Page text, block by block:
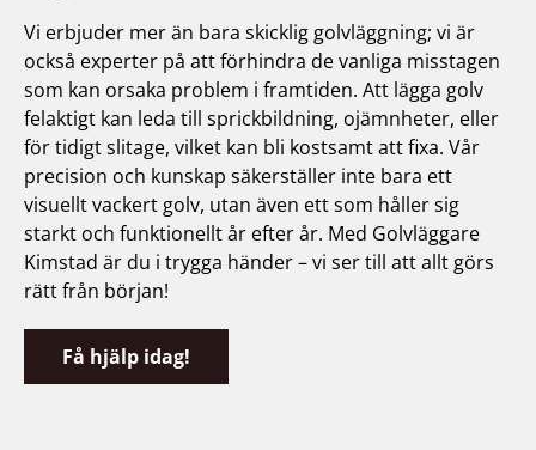
Vi erbjuder mer än bara skicklig golvläggning; vi är
också experter på att förhindra de vanliga misstagen
som kan orsaka problem i framtiden. Att lägga golv
felaktigt kan leda till sprickbildning, ojämnheter, eller
för tidigt slitage, vilket kan bli kostsamt att fixa. Vår
precision och kunskap säkerställer inte bara ett
visuellt vackert golv, utan även ett som håller sig
starkt och funktionellt år efter år. Med Golvläggare
Kimstad är du i trygga händer – vi ser till att allt görs
rätt från början!
Få hjälp idag!